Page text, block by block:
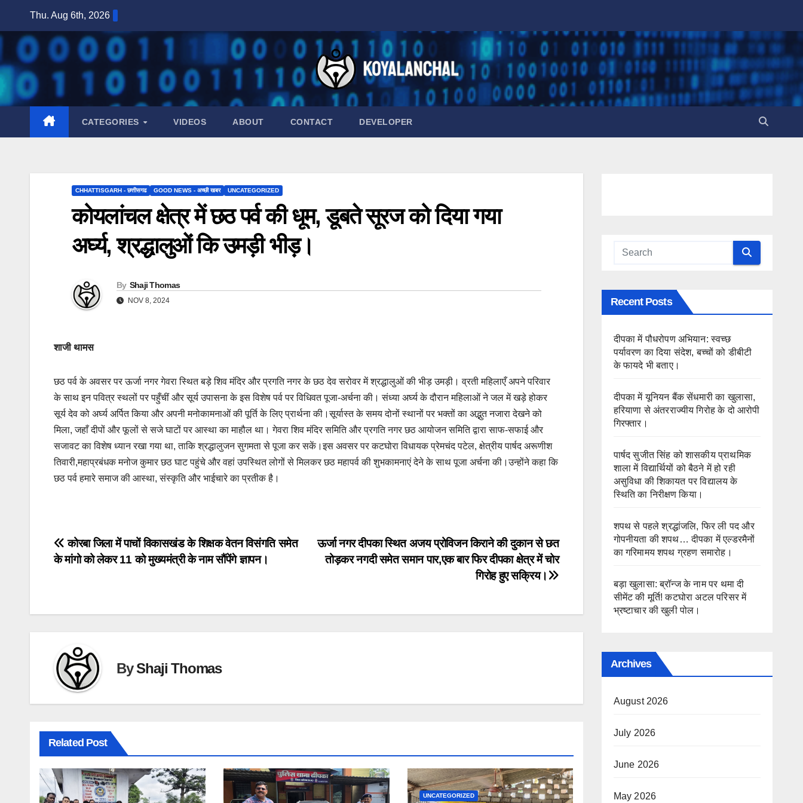
content
Thu. Aug 6th, 2026
CATEGORIES VIDEOS ABOUT CONTACT DEVELOPER
CHHATTISGARH - छत्तीसगढ GOOD NEWS - अच्छी खबर UNCATEGORIZED
कोयलांचल क्षेत्र में छठ पर्व की धूम, डूबते सूरज को दिया गया
अर्घ्य, श्रद्धालुओं कि उमड़ी भीड़।
By Shaji Thomas
NOV 8, 2024
शाजी थामस
छठ पर्व के अवसर पर ऊर्जा नगर गेवरा स्थित बड़े शिव मंदिर और प्रगति नगर के छठ देव सरोवर में श्रद्धालुओं की भीड़ उमड़ी। व्रती महिलाएँ अपने परिवार
के साथ इन पवित्र स्थलों पर पहुँचीं और सूर्य उपासना के इस विशेष पर्व पर विधिवत पूजा-अर्चना की। संध्या अर्घ्य के दौरान महिलाओं ने जल में खड़े होकर
सूर्य देव को अर्घ्य अर्पित किया और अपनी मनोकामनाओं की पूर्ति के लिए प्रार्थना की।सूर्यास्त के समय दोनों स्थानों पर भक्तों का अद्भुत नजारा देखने को
मिला, जहाँ दीपों और फूलों से सजे घाटों पर आस्था का माहौल था। गेवरा शिव मंदिर समिति और प्रगति नगर छठ आयोजन समिति द्वारा साफ-सफाई और
सजावट का विशेष ध्यान रखा गया था, ताकि श्रद्धालुजन सुगमता से पूजा कर सकें।इस अवसर पर कटघोरा विधायक प्रेमचंद पटेल, क्षेत्रीय पार्षद अरूणीश
तिवारी,महाप्रबंधक मनोज कुमार छठ घाट पहुंचे और वहां उपस्थित लोगों से मिलकर छठ महापर्व की शुभकामनाएं देने के साथ पूजा अर्चना की।उन्होंने कहा कि
छठ पर्व हमारे समाज की आस्था, संस्कृति और भाईचारे का प्रतीक है।
Post
ऊर्जा नगर दीपका स्थित अजय प्रोविजन किराने की दुकान से छत
तोड़कर नगदी समेत समान पार,एक बार फिर दीपका क्षेत्र में चोर
गिरोह हुए सक्रिय।
कोरबा जिला में पाचों विकासखंड के शिक्षक वेतन विसंगति समेत
के मांगो को लेकर 11 को मुख्यमंत्री के नाम सौंपेंगे ज्ञापन।
ByShaji Thomas
Related Post
UNCATEGORIZED
Recent Posts
दीपका में पौधरोपण अभियान: स्वच्छ
पर्यावरण का दिया संदेश, बच्चों को डीबीटी
के फायदे भी बताए।
दीपका में यूनियन बैंक सेंधमारी का खुलासा,
हरियाणा से अंतरराज्यीय गिरोह के दो आरोपी
गिरफ्तार।
पार्षद सुजीत सिंह को शासकीय प्राथमिक
शाला में विद्यार्थियों को बैठने में हो रही
असुविधा की शिकायत पर विद्यालय के
स्थिति का निरीक्षण किया।
शपथ से पहले श्रद्धांजलि, फिर ली पद और
गोपनीयता की शपथ… दीपका में एल्डरमैनों
का गरिमामय शपथ ग्रहण समारोह।
बड़ा खुलासा: ब्रॉन्ज के नाम पर थमा दी
सीमेंट की मूर्ति! कटघोरा अटल परिसर में
भ्रष्टाचार की खुली पोल।
Archives
August 2026
July 2026
June 2026
May 2026